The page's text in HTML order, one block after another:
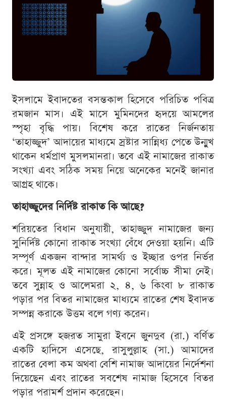
ইসলামে ইবাদতের বসন্তকাল হিসেবে পরিচিত পবিত্র
রমজান মাস। এই মাসে মুমিনদের হৃদয়ে আমলের
স্পৃহা বৃদ্ধি পায়। বিশেষ করে রাতের নির্জনতায়
‘তাহাজ্জুদ’ আদায়ের মাধ্যমে স্রষ্টার সান্নিধ্য পেতে উন্মুখ
থাকেন ধর্মপ্রাণ মুসলমানরা। তবে এই নামাজের রাকাত
সংখ্যা এবং সঠিক সময় নিয়ে অনেকের মনেই জানার
আগ্রহ থাকে।
তাহাজ্জুদের নির্দিষ্ট রাকাত কি আছে?
শরিয়তের বিধান অনুযায়ী, তাহাজ্জুদ নামাজের জন্য
সুনির্দিষ্ট কোনো রাকাত সংখ্যা বেঁধে দেওয়া হয়নি। এটি
সম্পূর্ণ একজন বান্দার সামর্থ্য ও ইচ্ছার ওপর নির্ভর
করে। মূলত এই নামাজের কোনো সর্বোচ্চ সীমা নেই।
তবে সুন্নাহ ও আলেমরা ২, ৪, ৬ কিংবা ৮ রাকাত
পড়ার পর বিতর নামাজের মাধ্যমে রাতের শেষ ইবাদত
সম্পন্ন করাকে উত্তম বলে গণ্য করেন।
এই প্রসঙ্গে হজরত সামুরা ইবনে জুনদুব (রা.) বর্ণিত
একটি হাদিসে এসেছে, রাসুলুল্লাহ (সা.) আমাদের
রাতের বেলা কম অথবা বেশি নামাজ আদায়ের নির্দেশনা
দিয়েছেন এবং রাতের সবশেষ নামাজ হিসেবে বিতর
পড়ার পরামর্শ প্রদান করেছেন।